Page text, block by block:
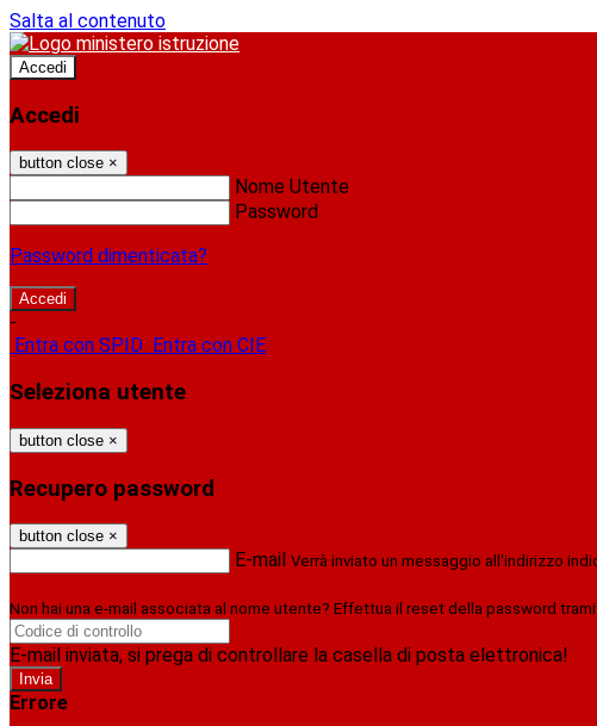
Salta al contenuto
Accedi
Accedi
button close ×
Nome Utente
Password
Password dimenticata?
-
Entra con SPID Entra con CIE
Seleziona utente
button close ×
Recupero password
button close ×
E-mail Verrà inviato un messaggio all'indirizzo
Non hai una e-mail associata al nome utente? Effettua il reset della password
E-mail inviata, si prega di controllare la casella di posta elettronica!
Errore